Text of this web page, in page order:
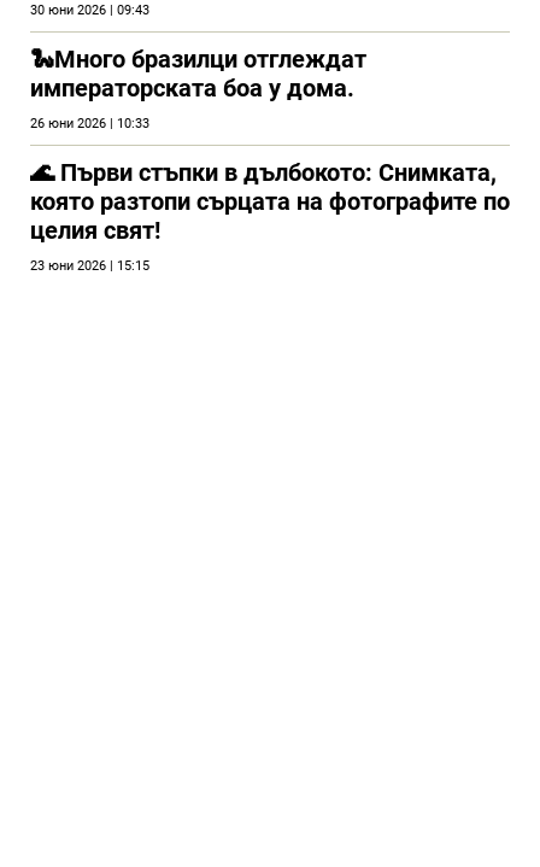
30 юни 2026 | 09:43
🐍Много бразилци отглеждат
императорската боа у дома.
26 юни 2026 | 10:33
🌊 Първи стъпки в дълбокото: Снимката,
която разтопи сърцата на фотографите по
целия свят!
23 юни 2026 | 15:15